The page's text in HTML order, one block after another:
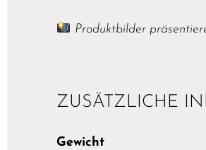
Produktbilder
ZUSÄTZLICHE
Gewicht